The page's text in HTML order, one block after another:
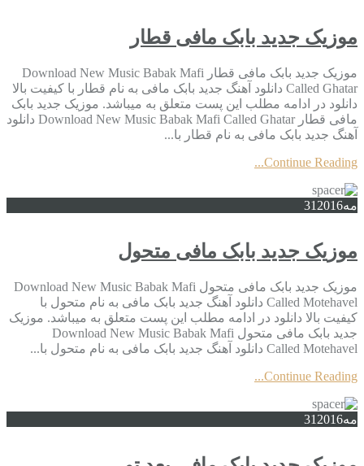
موزیک جدید بابک مافی قطار
موزیک جدید بابک مافی قطار Download New Music Babak Mafi
Called Ghatar دانلود آهنگ جدید بابک مافی به نام قطار با کیفیت بالا
دانلود در ادامه مطلب این پست متعلق به میباشد. موزیک جدید بابک
مافی قطار Download New Music Babak Mafi Called Ghatar دانلود
آهنگ جدید بابک مافی به نام قطار با...
Continue Reading...
مه 31 2016
موزیک جدید بابک مافی متحول
موزیک جدید بابک مافی متحول Download New Music Babak Mafi
Called Motehavel دانلود آهنگ جدید بابک مافی به نام متحول با
کیفیت بالا دانلود در ادامه مطلب این پست متعلق به میباشد. موزیک
جدید بابک مافی متحول Download New Music Babak Mafi
Called Motehavel دانلود آهنگ جدید بابک مافی به نام متحول با...
Continue Reading...
مه 31 2016